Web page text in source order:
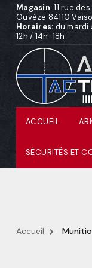
Magasin: 11 rue
Ouvèze 84110
Horaires: du mardi
12h / 14h-18h
ACCUEIL
SÉCURITÉS ET
Accueil